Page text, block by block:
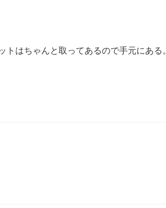
はちゃんと取ってあるので手元にある。